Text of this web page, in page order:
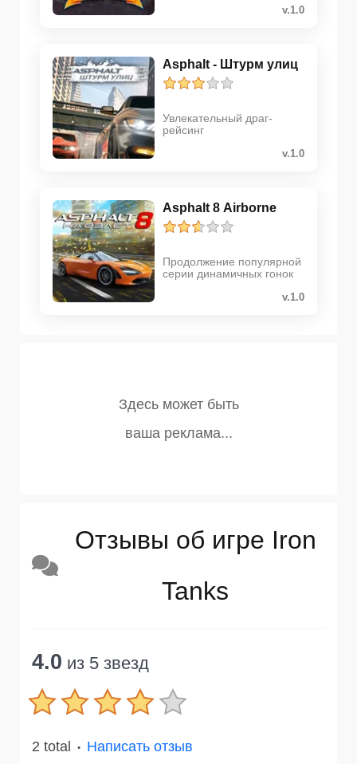
v.1.0
Asphalt - Штурм улиц
Увлекательный драг-
рейсинг
v.1.0
Asphalt 8 Airborne
Продолжение популярной
серии динамичных гонок
v.1.0
Отзывы об игре Iron
Tanks
4.0 из 5 звезд
2 total ● Написать отзыв